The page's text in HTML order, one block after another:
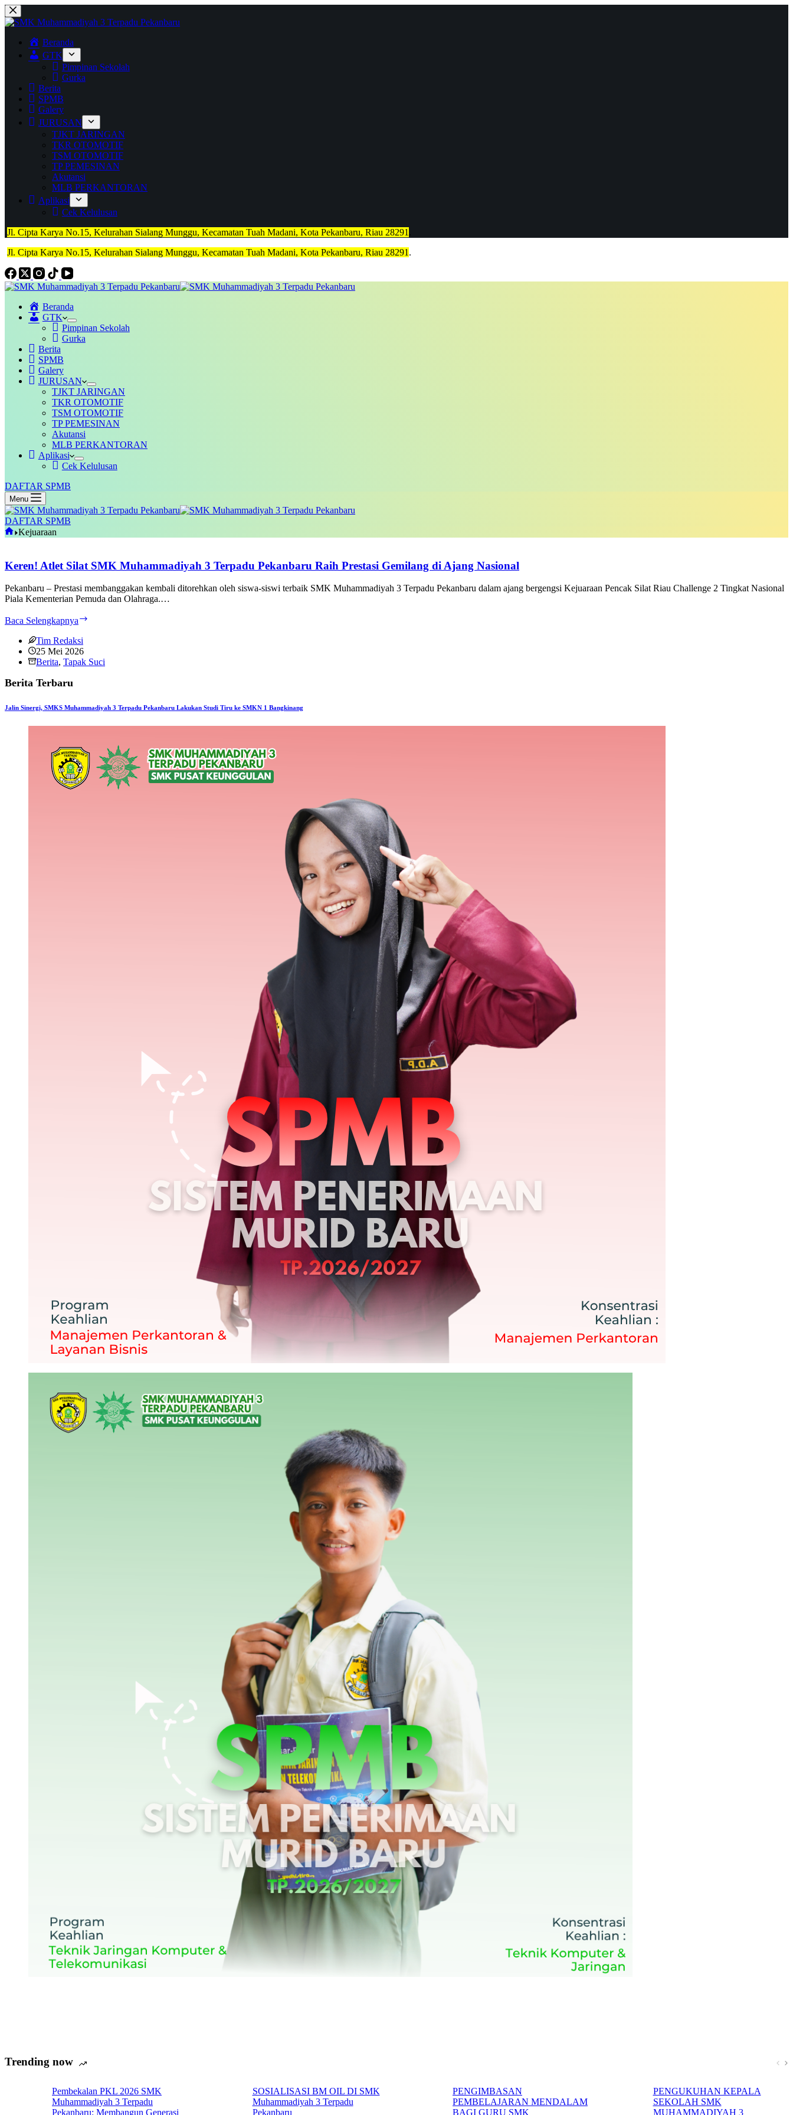
Skip
to
Beranda
GTK
Pimpinan Sekolah
Gurka
Berita
SPMB
Galery
JURUSAN
TJKT JARINGAN
TKR OTOMOTIF
TSM OTOMOTIF
TP PEMESINAN
Akutansi
MLB PERKANTORAN
Aplikasi
Cek Kelulusan
Jl. Cipta Karya No.15, Kelurahan Sialang Munggu, Kecamatan Tuah Madani, Kota Pekanbaru, Riau 28291
Jl. Cipta Karya No.15, Kelurahan Sialang Munggu, Kecamatan Tuah Madani, Kota Pekanbaru, Riau 28291 .
Beranda
GTK
Pimpinan Sekolah
Gurka
Berita
SPMB
Galery
JURUSAN
TJKT JARINGAN
TKR OTOMOTIF
TSM OTOMOTIF
TP PEMESINAN
Akutansi
MLB PERKANTORAN
Aplikasi
Cek Kelulusan
DAFTAR SPMB
Menu
DAFTAR SPMB
Home
Kejuaraan
Keren! Atlet Silat SMK Muhammadiyah 3 Terpadu Pekanbaru Raih Prestasi Gemilang di Ajang Nasional
Pekanbaru – Prestasi membanggakan kembali ditorehkan oleh siswa-siswi terbaik SMK Muhammadiyah 3 Terpadu Pekanbaru dalam ajang bergengsi Kejuaraan Pencak Silat Riau Challenge 2 Tingkat Nasional
Piala Kementerian Pemuda dan Olahraga.…
Baca Selengkapnya
Muhammadiyah
Raih
Prestasi
Gemilang
Ajang
Nasional
Tim Redaksi
25 Mei 2026
Berita, Tapak Suci
Berita Terbaru
Jalin Sinergi, SMKS Muhammadiyah 3 Terpadu Pekanbaru Lakukan Studi Tiru ke SMKN 1 Bangkinang
Trending now
Pembekalan PKL 2026 SMK
Muhammadiyah 3 Terpadu
Pekanbaru: Membangun Generasi
SOSIALISASI BM OIL DI SMK
Muhammadiyah 3 Terpadu
Pekanbaru
PENGIMBASAN
PEMBELAJARAN MENDALAM
BAGI GURU SMK
PENGUKUHAN KEPALA
SEKOLAH SMK
MUHAMMADIYAH 3